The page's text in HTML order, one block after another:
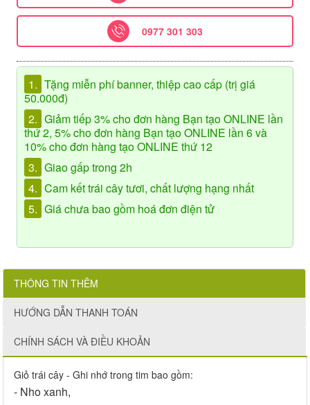
0977 301 303
1. Tặng miễn phí banner, thiệp cao cấp (trị giá
50.000đ)
2. Giảm tiếp 3% cho đơn hàng Bạn tạo ONLINE lần
thứ 2, 5% cho đơn hàng Bạn tạo ONLINE lần 6 và
10% cho đơn hàng tạo ONLINE thứ 12
3. Giao gấp trong 2h
4. Cam kết trái cây tươi, chất lượng hạng nhất
5. Giá chưa bao gồm hoá đơn điện tử
THÔNG TIN THÊM
HƯỚNG DẪN THANH TOÁN
CHÍNH SÁCH VÀ ĐIỀU KHOẢN
Giỏ trái cây - Ghi nhớ trong tim bao gồm:
- Nho xanh,